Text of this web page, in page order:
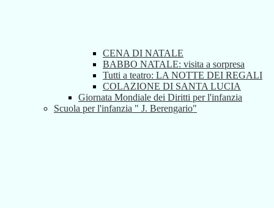
CENA DI NATALE
BABBO NATALE: visita a sorpresa
Tutti a teatro: LA NOTTE DEI REGALI
COLAZIONE DI SANTA LUCIA
Giornata Mondiale dei Diritti per l'infanzia
Scuola per l'infanzia " J. Berengario"